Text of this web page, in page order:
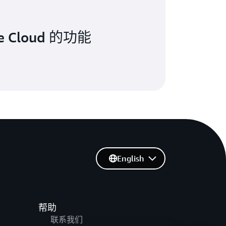
Cloud 的功能
帮助
联系我们
English